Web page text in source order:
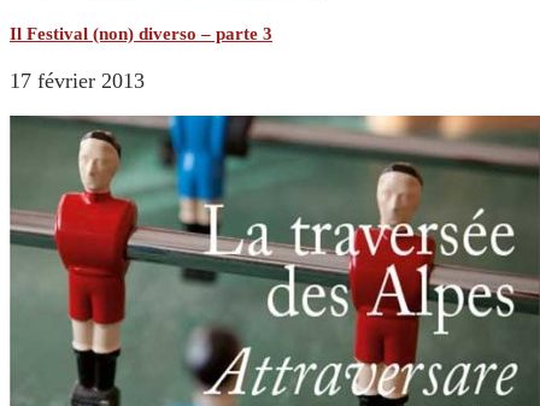
Il Festival (non) diverso – parte 3
17 février 2013